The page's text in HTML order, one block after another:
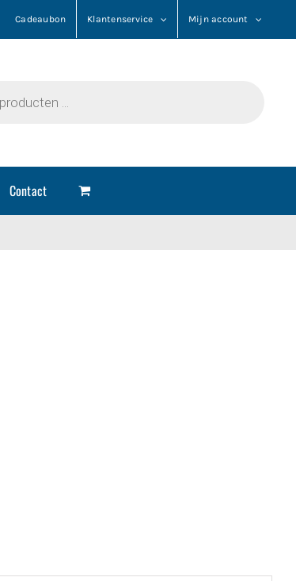
Cadeaubon Klantenservice Mijn account
Contact